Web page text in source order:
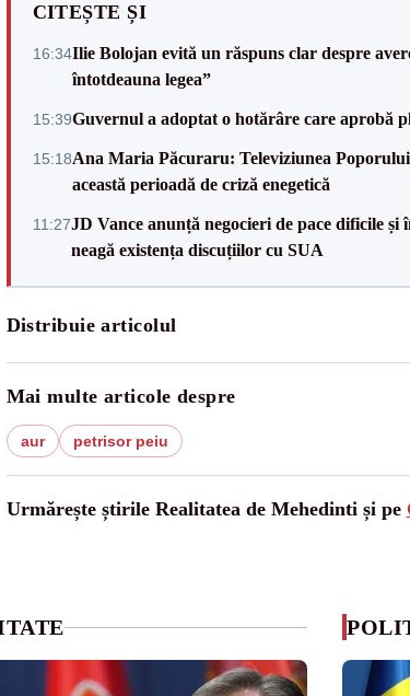
CITEȘTE ȘI
16:34Ilie Bolojan evită un răspuns clar despre
întotdeauna legea”
15:39Guvernul a adoptat o hotărâre care aprobă
15:18Ana Maria Păcuraru: Televiziunea
această perioadă de criză enegetică
11:27JD Vance anunță negocieri de pace dificile
neagă existența discuțiilor cu SUA
Distribuie articolul
Mai multe articole despre
aur petrisor peiu
Urmărește știrile Realitatea de Mehedinti și pe